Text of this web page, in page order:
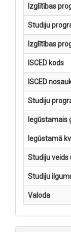
Izglītības
Studiju
Izglītības
ISCED kods
ISCED
Studiju
Iegūstamais
Iegūstamā
Studiju
Studiju
Valoda